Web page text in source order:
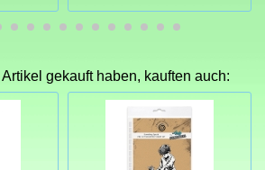
gekauft haben, kauften auch: